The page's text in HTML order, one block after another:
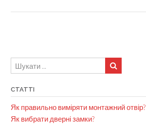
СТАТТІ
Як правильно виміряти монтажний отвір?
Як вибрати дверні замки?